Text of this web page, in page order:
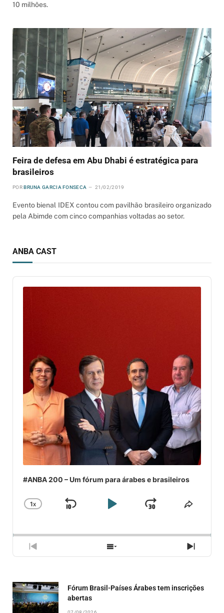
10 milhões.
Feira de defesa em Abu Dhabi é estratégica para
brasileiros
POR BRUNA GARCIA FONSECA 21/02/2019
Evento bienal IDEX contou com pavilhão brasileiro organizado
pela Abimde com cinco companhias voltadas ao setor.
ANBA CAST
Audio
Player
#ANBA 200 – Um fórum para árabes e brasileiros
CHANGE
1X
SKIP
PLAYJUMP
PREVIOUS
EPISODE
SHOW
EPISODES
NEXT
Fórum Brasil-Países Árabes tem inscrições
abertas